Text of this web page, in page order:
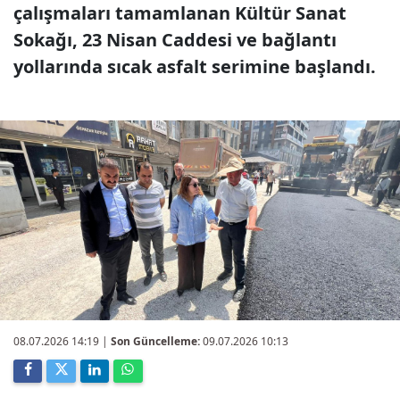
çalışmaları tamamlanan Kültür Sanat
Sokağı, 23 Nisan Caddesi ve bağlantı
yollarında sıcak asfalt serimine başlandı.
08.07.2026 14:19 | Son Güncelleme:09.07.2026 10:13